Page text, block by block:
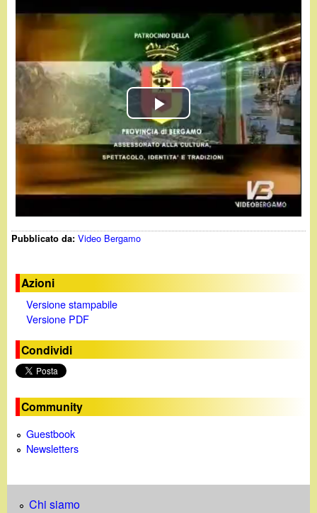
P
l
a
y
i
e
Pubblicato da:Video Bergamo
Azioni
Versione stampabile
Versione PDF
Condividi
Community
Guestbook
Newsletters
Chi siamo